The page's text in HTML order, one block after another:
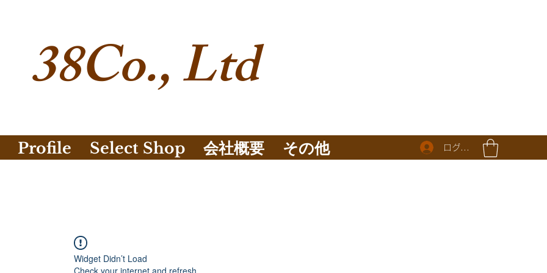
38Co., Ltd
Profile Select Shop 会社概要 その他 ログイン
Widget Didn’t Load
Check your internet and refresh